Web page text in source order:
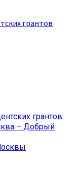
грантов
грантов
– Добрый